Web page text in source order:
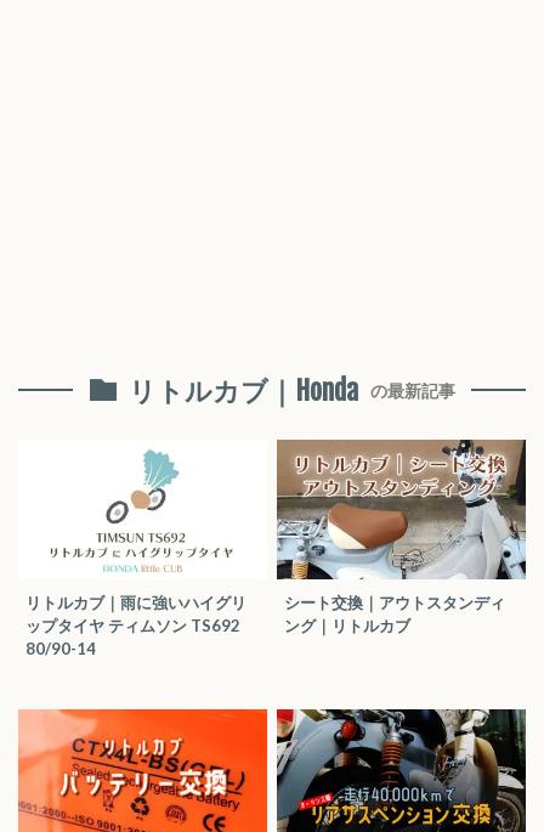
リトルカブ｜Honda の最新記事
リトルカブ｜雨に強いハイグリ
ップタイヤ ティムソン TS692
80/90-14
シート交換｜アウトスタンディ
ング｜リトルカブ